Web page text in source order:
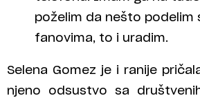
poželim da nešto podelim
fanovima, to i uradim.
Selena Gomez je i ranije
njeno odsustvo sa